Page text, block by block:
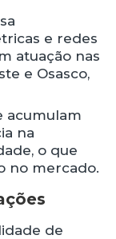
e redes
atuação nas
e Osasco,
acumulam
na
o que
no mercado.
de